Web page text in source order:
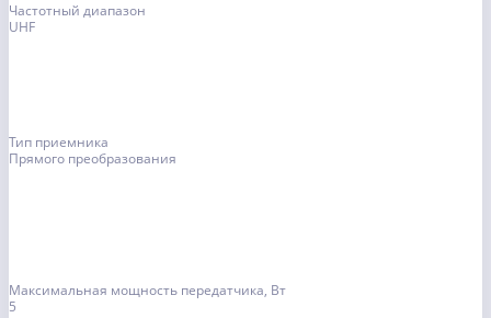
Частотный диапазон
UHF
Тип приемника
Прямого преобразования
Максимальная мощность передатчика, Вт
5